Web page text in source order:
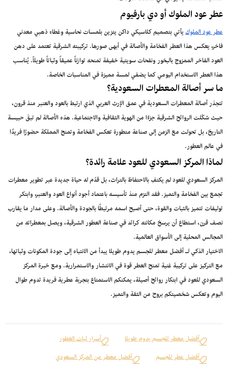
عطر عود الملوك أو دي بارفيوم
عطر عود الملوكيأتي بتصميم كلاسيكي داكن يتزين بلمسات نحاسية وغطاء ذهبي معدني
فاخر، يعكس هذا العطر الفخامة والأصالة في أبهى صورها. تركيبته الشرقية تعتمد على دهن
العود الفاخر الممزوج بالبخور ونفحات سويتية خفيفة تمنحه توازناً عميقاً وثباتاً طويلاً. يُناسب
هذا العطر الاستخدام اليومي كما يضفي لمسة مميزة في المناسبات الخاصة.
ما سر أصالة المعطرات السعودية؟
تتجذر أصالة المعطرات السعودية في عمق الإرث العربي الذي ارتبط بالعود والعنبر منذ قرون،
حيث شكّلت الروائح الشرقية جزءًا من الهوية الثقافية والاجتماعية. هذه الأصالة لم تبقَ حبيسة
التاريخ، بل تحولت مع الزمن إلى صناعة متطورة تعكس الفخامة وتمنح المملكة حضورًا فريدًا
في عالم العطور.
لماذا المركز السعودي للعود علامة رائدة؟
المركز السعودي للعود لم يكتفِ بالاحتفاظ بالتراث، بل قدّم له حياة جديدة عبر تطوير معطرات
تجمع بين الفخامة والتميز. فقد التزم منذ تأسيسه باعتماد أجود أنواع العود والعنبر، وابتكر
توليفات تتميز بالثبات والقوة، حتى أصبح اسمه مرتبطًا بالجودة والأصالة. وعلى مدار ما يقارب
نصف قرن، استطاع أن يرسخ مكانته كرائد في صناعة العطور الشرقية، ويصل بمعطراته من
المجالس المحلية إلى الأسواق العالمية.
الاختيار الذكي لـ أفضل معطر للجسم يدوم طويلا يبدأ من الانتباه إلى جودة المكونات وثباتها،
مع التركيز على تركيبة غنية تمنح العطر قوة في الانتشار والاستمرارية. ومع خبرة المركز
السعودي للعود في ابتكار روائح أصيلة، يمكنكم الاستمتاع بتجربة عطرية فريدة تدوم طوال
اليوم وتعكس شخصيتكم بروح من الثقة والتميز.
أفضل معطر للجسم يدوم طويلا
أسرار ثبات العطور
أفضل عطر للجسم
أفضل معطر من المركز السعودي